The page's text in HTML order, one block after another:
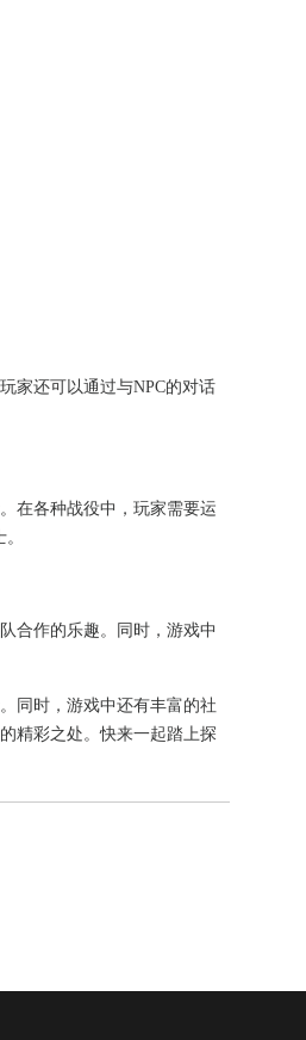
家还可以通过与NPC的对话
在各种战役中，玩家需要运
合作的乐趣。同时，游戏中
同时，游戏中还有丰富的社
精彩之处。快来一起踏上探